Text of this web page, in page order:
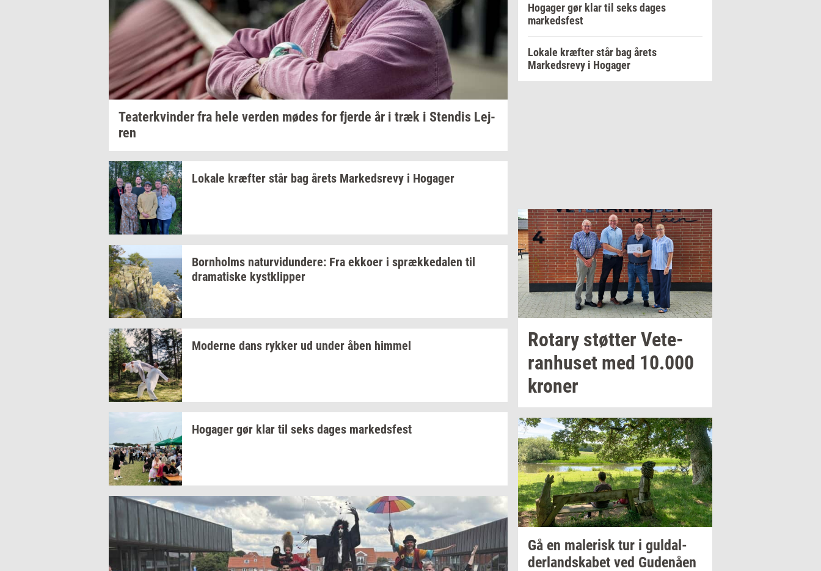
Te­a­ter­kvin­der fra hele ver­den mødes for fjer­de år i træk i Sten­dis Lej­
ren
Lo­ka­le kræf­ter står bag årets Mar­keds­revy i Ho­ga­ger
Born­holms na­tur­vi­dun­de­re: Fra ek­ko­er i spræk­ke­da­len til
dra­ma­ti­ske kyst­klip­per
Mo­der­ne dans ryk­ker ud under åben him­mel
Ho­ga­ger gør klar til seks dages mar­keds­fest
Hogager gør klar til seks dages
markedsfest
Lokale kræfter står bag årets
Markedsrevy i Hogager
Ro­tary støt­ter Ve­te­
ran­hu­set med 10.000
kro­ner
Gå en ma­le­risktur i gul­dal­
der­land­ska­bet ved Gu­denå­en